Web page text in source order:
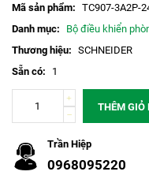
Mã sản phẩm: TC907-3A2P-
Danh mục:
Bộ điều khiển
Thương hiệu: SCHNEIDER
Sẵn có:
1
THÊM GIỎ
Trần Hiệp
0968095220